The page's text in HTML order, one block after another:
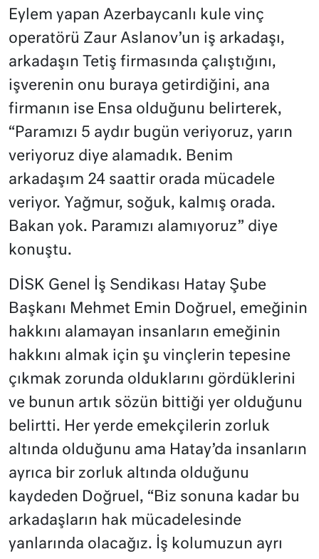
Eylem yapan Azerbaycanlı kule vinç
operatörü Zaur Aslanov’un iş arkadaşı,
arkadaşın Tetiş firmasında çalıştığını,
işverenin onu buraya getirdiğini, ana
firmanın ise Ensa olduğunu belirterek,
“Paramızı 5 aydır bugün veriyoruz, yarın
veriyoruz diye alamadık. Benim
arkadaşım 24 saattir orada mücadele
veriyor. Yağmur, soğuk, kalmış orada.
Bakan yok. Paramızı alamıyoruz” diye
konuştu.
DİSK Genel İş Sendikası Hatay Şube
Başkanı Mehmet Emin Doğruel, emeğinin
hakkını alamayan insanların emeğinin
hakkını almak için şu vinçlerin tepesine
çıkmak zorunda olduklarını gördüklerini
ve bunun artık sözün bittiği yer olduğunu
belirtti. Her yerde emekçilerin zorluk
altında olduğunu ama Hatay’da insanların
ayrıca bir zorluk altında olduğunu
kaydeden Doğruel, “Biz sonuna kadar bu
arkadaşların hak mücadelesinde
yanlarında olacağız. İş kolumuzun ayrı